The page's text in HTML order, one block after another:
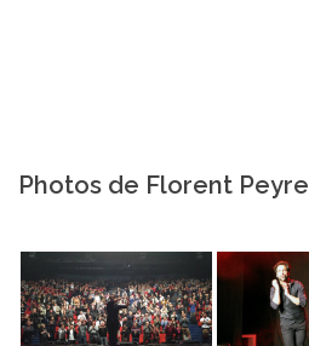
Photos de Florent Peyre